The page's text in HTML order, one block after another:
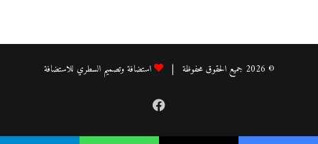
© 2026 جميع الحقوق محفوظة | استضافة وتصميم السطري للاستضافة